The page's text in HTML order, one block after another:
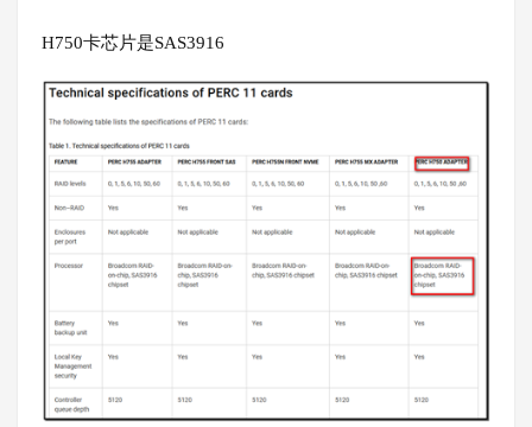
H750卡芯片是SAS3916